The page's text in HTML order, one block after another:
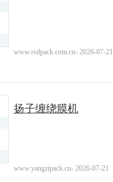
www.rsdpack.com.cn- 2026-07-21
扬子缠绕膜机
www.yangzipack.cn- 2026-07-21